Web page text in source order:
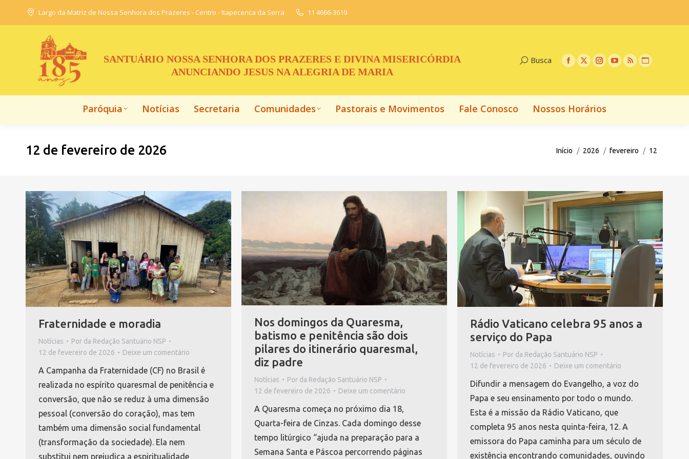
Largo da Matriz de Nossa Senhora dos Prazeres - Centro - Itapecerica da Serra 11 4666-3619
SANTUÁRIO NOSSA SENHORA DOS PRAZERES E DIVINA MISERICÓRDIA
ANUNCIANDO JESUS NA ALEGRIA DE MARIA
Busca
Paróquia Notícias Secretaria Comunidades Pastorais e Movimentos Fale Conosco Nossos Horários
12 de fevereiro de 2026 Você está aqui:
Início 2026 fevereiro 12
Fraternidade e moradia
Notícias Por da Redação Santuário NSP
12 de fevereiro de 2026
Deixe um comentário
A Campanha da Fraternidade (CF) no Brasil é
realizada no espírito quaresmal de penitência e
conversão, que não se reduz à uma dimensão
pessoal (conversão do coração), mas tem
também uma dimensão social fundamental
(transformação da sociedade). Ela nem
substitui nem prejudica a espiritualidade
Nos domingos da Quaresma,
batismo e penitência são dois
pilares do itinerário quaresmal,
diz padre
Notícias Por da Redação Santuário NSP
12 de fevereiro de 2026
Deixe um comentário
A Quaresma começa no próximo dia 18,
Quarta-feira de Cinzas. Cada domingo desse
tempo litúrgico “ajuda na preparação para a
Semana Santa e Páscoa percorrendo páginas
Rádio Vaticano celebra 95 anos a
serviço do Papa
Notícias Por da Redação Santuário NSP
12 de fevereiro de 2026
Deixe um comentário
Difundir a mensagem do Evangelho, a voz do
Papa e seu ensinamento por todo o mundo.
Esta é a missão da Rádio Vaticano, que
completa 95 anos nesta quinta-feira, 12. A
emissora do Papa caminha para um século de
existência encontrando comunidades, ouvindo
Paróquia Notícias Secretaria Comunidades Pastorais e Movimentos